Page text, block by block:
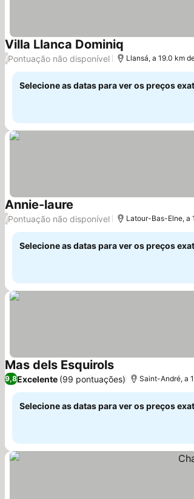
Villa Llanca Dominiq
/Pontuação não disponível Llansá, a 19.0 km
Selecione as datas para ver os preços
Annie-laure
/Pontuação não disponível Latour-Bas-Elne, a
Selecione as datas para ver os preços
Mas dels Esquirols
9,8Excelente (99 pontuações) Saint-André, a
Selecione as datas para ver os preços